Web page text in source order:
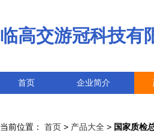
临高交游冠科技有
首页 企业简介
当前位置： 首页 > 产品大全 > 国家质检